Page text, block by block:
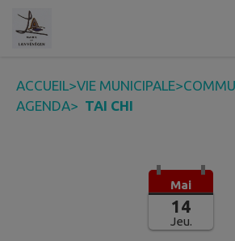
Contenu
ACCUEIL>VIE MUNICIPALE>
AGENDA> TAI CHI
Mai
14
Jeu.